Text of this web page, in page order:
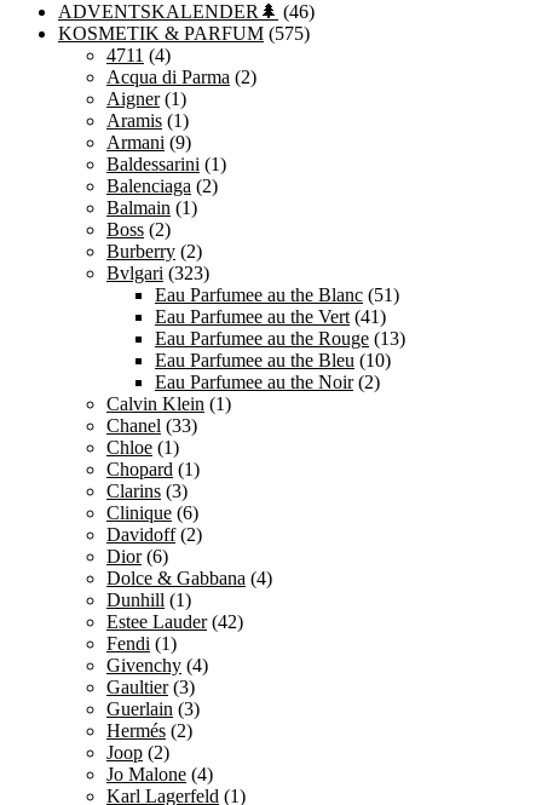
ADVENTSKALENDER🌲 (46)
KOSMETIK & PARFUM (575)
4711 (4)
Acqua di Parma (2)
Aigner (1)
Aramis (1)
Armani (9)
Baldessarini (1)
Balenciaga (2)
Balmain (1)
Boss (2)
Burberry (2)
Bvlgari (323)
Eau Parfumee au the Blanc (51)
Eau Parfumee au the Vert (41)
Eau Parfumee au the Rouge (13)
Eau Parfumee au the Bleu (10)
Eau Parfumee au the Noir (2)
Calvin Klein (1)
Chanel (33)
Chloe (1)
Chopard (1)
Clarins (3)
Clinique (6)
Davidoff (2)
Dior (6)
Dolce & Gabbana (4)
Dunhill (1)
Estee Lauder (42)
Fendi (1)
Givenchy (4)
Gaultier (3)
Guerlain (3)
Hermés (2)
Joop (2)
Jo Malone (4)
Karl Lagerfeld (1)